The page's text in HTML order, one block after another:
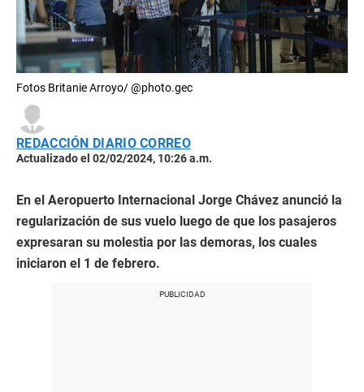
Fotos Britanie Arroyo/ @photo.gec
REDACCIÓN DIARIO CORREO
Actualizado el 02/02/2024, 10:26 a.m.
En el Aeropuerto Internacional Jorge Chávez anunció la
regularización de sus vuelo luego de que los pasajeros
expresaran su molestia por las demoras, los cuales
iniciaron el 1 de febrero.